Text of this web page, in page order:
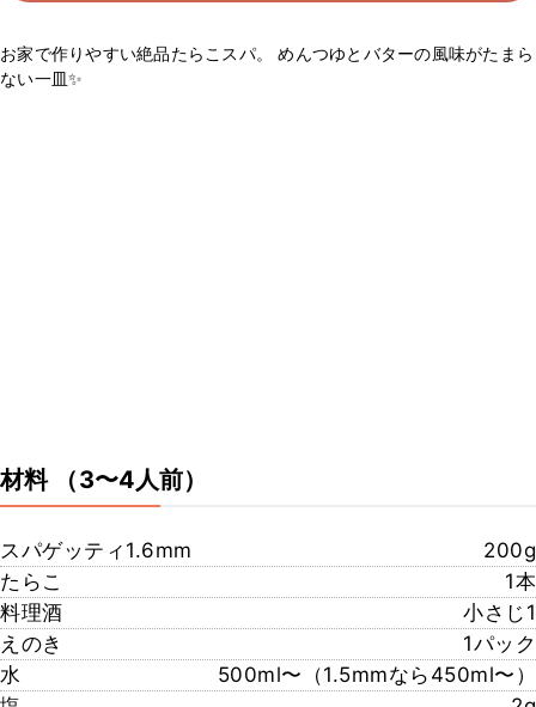
お家で作りやすい絶品たらこスパ。 めんつゆとバターの風味がたまら
ない一皿✨
材料 （3〜4人前）
スパゲッティ1.6mm
200g
たらこ
1本
料理酒
小さじ1
えのき
1パック
水
500ml〜（1.5mmなら450ml〜）